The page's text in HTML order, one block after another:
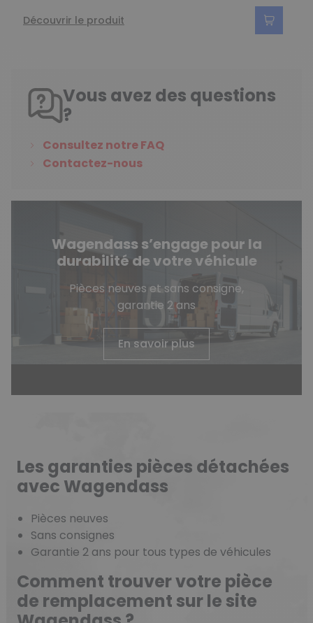
Découvrir le produit
Vous avez des questions
?
Consultez notre FAQ
Contactez-nous
Wagendass s’engage pour la
durabilité de votre véhicule
Pièces neuves et sans consigne,
garantie 2 ans
En savoir plus
Les garanties pièces détachées
avec Wagendass
Pièces neuves
Sans consignes
Garantie 2 ans pour tous types de véhicules
Comment trouver votre pièce
de remplacement sur le site